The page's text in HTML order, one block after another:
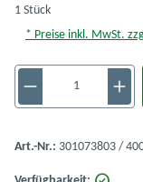
1 Stück
* Preise inkl. MwSt.
Produkt
Art.-Nr.: 301073803 /